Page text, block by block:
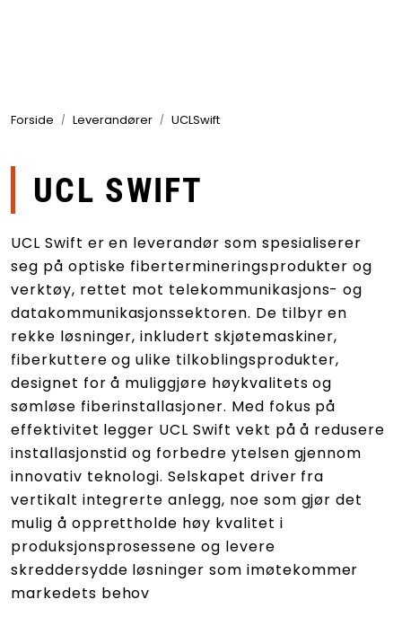
Forside Leverandører UCLSwift
UCL SWIFT
UCL Swift er en leverandør som spesialiserer
seg på optiske fibertermineringsprodukter og
verktøy, rettet mot telekommunikasjons- og
datakommunikasjonssektoren. De tilbyr en
rekke løsninger, inkludert skjøtemaskiner,
fiberkuttere og ulike tilkoblingsprodukter,
designet for å muliggjøre høykvalitets og
sømløse fiberinstallasjoner. Med fokus på
effektivitet legger UCL Swift vekt på å redusere
installasjonstid og forbedre ytelsen gjennom
innovativ teknologi. Selskapet driver fra
vertikalt integrerte anlegg, noe som gjør det
mulig å opprettholde høy kvalitet i
produksjonsprosessene og levere
skreddersydde løsninger som imøtekommer
markedets behov​
Bransjer
Leverandører